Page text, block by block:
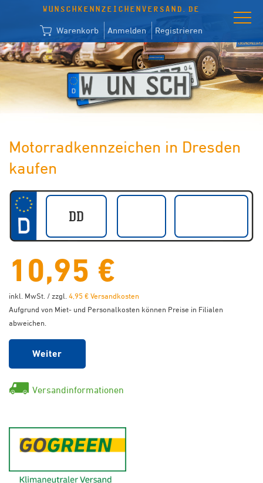
WUNSCHKENNZEICHENVERSAND.DE
Warenkorb Anmelden Registrieren
Motorradkennzeichen in Dresden
kaufen
10,95 €
inkl. MwSt. / zzgl. 4,95 € Versandkosten
Aufgrund von Miet- und Personalkosten können Preise in Filialen
abweichen.
Weiter
Versandinformationen